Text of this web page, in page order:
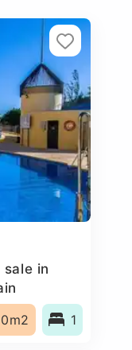
in
1